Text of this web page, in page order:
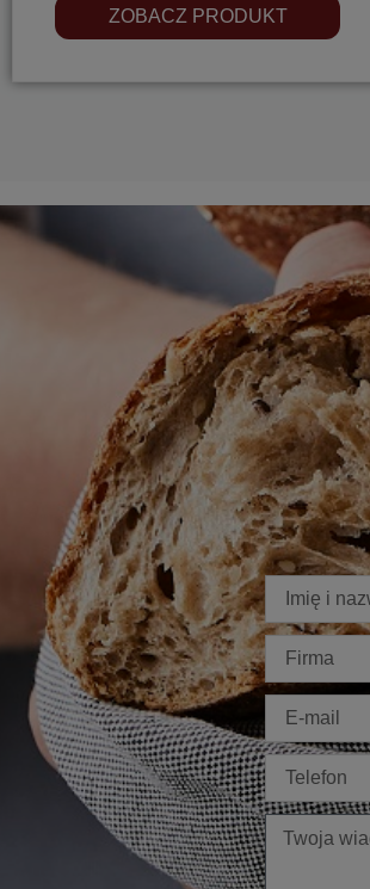
ZOBACZ PRODUKT
Imię
Firma
E-
mail
Telefon
Twoja
wiadomość